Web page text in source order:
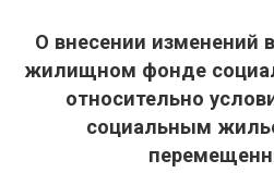
О внесении изменений
жилищном фонде
относительно
социальным